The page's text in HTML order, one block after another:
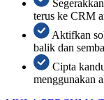
terus ke CRM
Aktifkan
balik dan
Cipta
menggunakan